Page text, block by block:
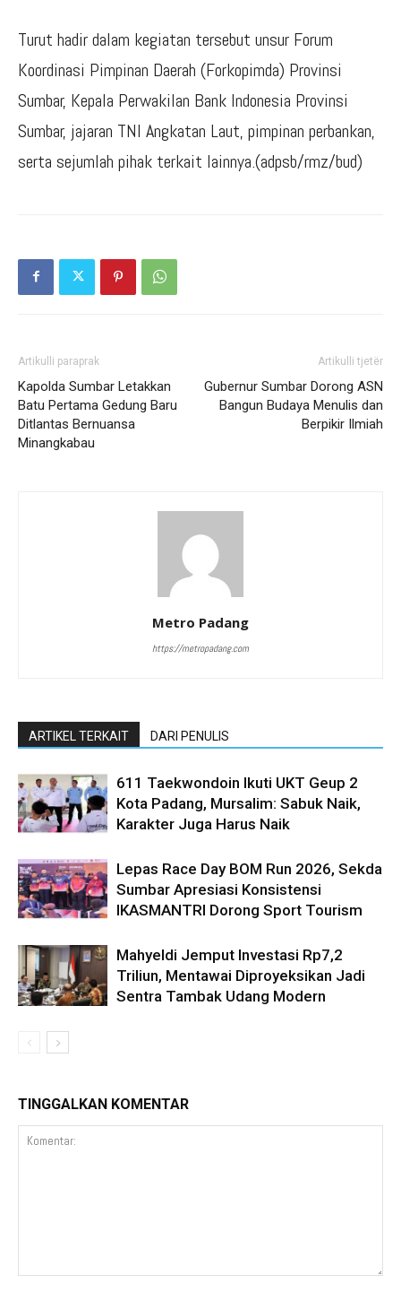
Turut hadir dalam kegiatan tersebut unsur Forum
Koordinasi Pimpinan Daerah (Forkopimda) Provinsi
Sumbar, Kepala Perwakilan Bank Indonesia Provinsi
Sumbar, jajaran TNI Angkatan Laut, pimpinan perbankan,
serta sejumlah pihak terkait lainnya.(adpsb/rmz/bud)
Artikulli paraprak
Kapolda Sumbar Letakkan
Batu Pertama Gedung Baru
Ditlantas Bernuansa
Minangkabau
Artikulli tjetër
Gubernur Sumbar Dorong ASN
Bangun Budaya Menulis dan
Berpikir Ilmiah
Metro Padang
https://metropadang.com
ARTIKEL TERKAIT DARI PENULIS
611 Taekwondoin Ikuti UKT Geup 2
Kota Padang, Mursalim: Sabuk Naik,
Karakter Juga Harus Naik
Lepas Race Day BOM Run 2026, Sekda
Sumbar Apresiasi Konsistensi
IKASMANTRI Dorong Sport Tourism
Mahyeldi Jemput Investasi Rp7,2
Triliun, Mentawai Diproyeksikan Jadi
Sentra Tambak Udang Modern
TINGGALKAN KOMENTAR